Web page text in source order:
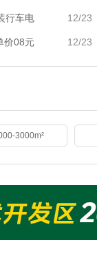
行车电
12/23
价08元 12/23
3000m²